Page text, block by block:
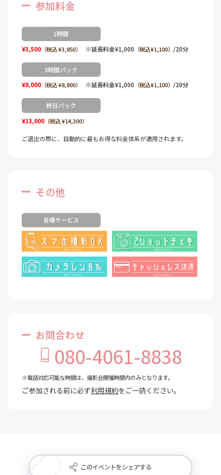
参加料金
1時間
¥3,500（税込 ¥3,850） ※延長料金¥1,000 （税込¥1,100） /20分
3時間パック
¥8,000（税込 ¥8,800） ※延長料金¥1,000 （税込¥1,100） /20分
終日パック
¥13,000（税込 ¥14,300）
ご退出の際に、自動的に最もお得な料金体系が適用されます。
その他
各種サービス
お問合わせ
080-4061-8838
※電話対応可能な時間は、撮影会開催時間内のみとなります。
ご参加される前に必ず利用規約をご一読ください。
このイベントをシェアする